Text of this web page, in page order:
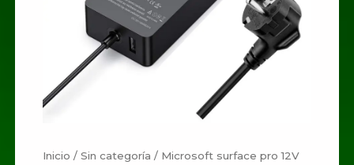
Inicio /Sin categoría / Microsoft surface pro 12V